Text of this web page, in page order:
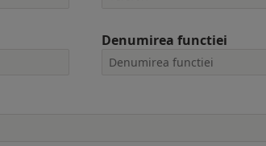
Denumirea functiei